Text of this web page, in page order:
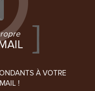
À VOTRE
!